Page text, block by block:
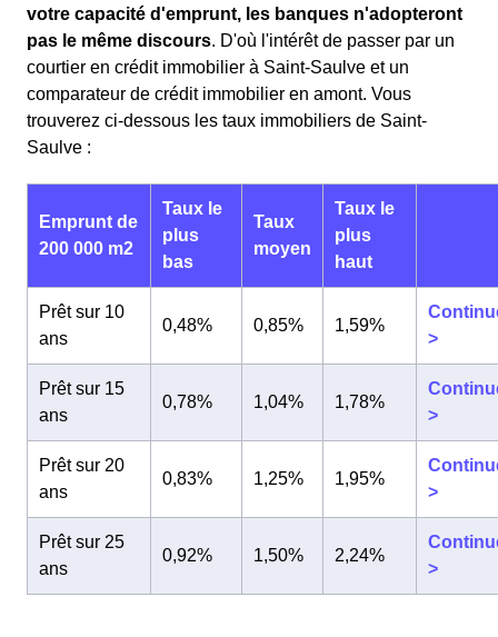
votre capacité d'emprunt, les banques n'adopteront
pas le même discours. D'où l'intérêt de passer par un
courtier en crédit immobilier à Saint-Saulve et un
comparateur de crédit immobilier en amont. Vous
trouverez ci-dessous les taux immobiliers de Saint-
Saulve :
Emprunt de
200 000 m2
Taux le
plus
bas
Taux
moyen
Taux le
plus
haut
Prêt sur 10
ans
0,48% 0,85% 1,59%
>
Prêt sur 15
ans
0,78% 1,04% 1,78%
>
Prêt sur 20
ans
0,83% 1,25% 1,95%
>
Prêt sur 25
ans
0,92% 1,50% 2,24%
>